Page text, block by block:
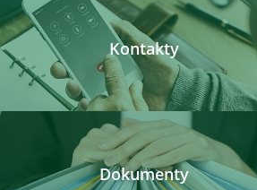
Kontakty
Dokumenty